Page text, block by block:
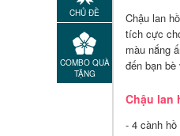
CHỦ ĐỀ
COMBO QUÀ
TẶNG
Chậu lan
tích cực
màu nắng
đến bạn
Chậu lan
- 4 cành